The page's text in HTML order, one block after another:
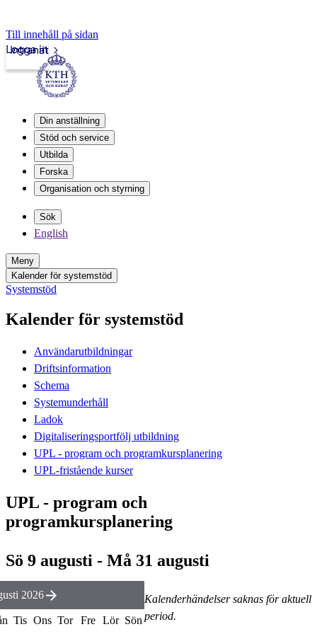
Till innehåll på sidan
Intranät
Logga in
Din anställning
Stöd och service
Utbilda
Forska
Organisation och styrning
Sök
English
Meny
Kalender för systemstöd
Systemstöd
Kalender för systemstöd
Användarutbildningar
Driftsinformation
Schema
Systemunderhåll
Ladok
Digitaliseringsportfölj utbildning
UPL - program och programkursplanering
UPL-fristående kurser
UPL - program och
programkursplanering
Sö 9 augusti - Må 31 augusti
Kalenderhändelser saknas för aktuell
period.
2026
Tis Ons Tor Fre Lör Sön